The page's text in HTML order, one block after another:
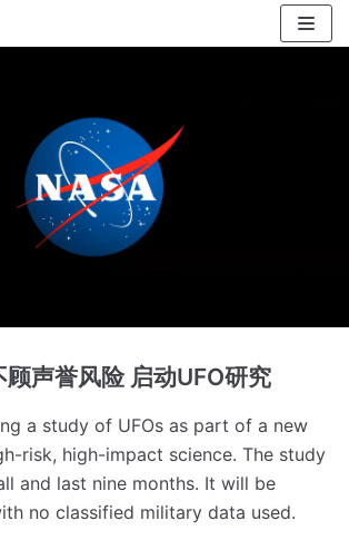
声誉风险 启动UFO研究
a study of UFOs as part of a new
risk, high-impact science. The study
and last nine months. It will be
no classified military data used.